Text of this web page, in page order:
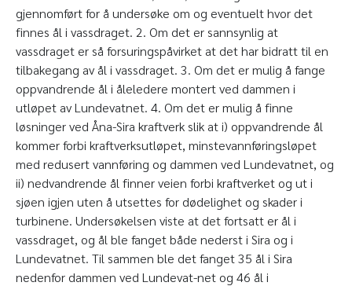
gjennomført for å undersøke om og eventuelt hvor det
finnes ål i vassdraget. 2. Om det er sannsynlig at
vassdraget er så forsuringspåvirket at det har bidratt til en
tilbakegang av ål i vassdraget. 3. Om det er mulig å fange
oppvandrende ål i åleledere montert ved dammen i
utløpet av Lundevatnet. 4. Om det er mulig å finne
løsninger ved Åna-Sira kraftverk slik at i) oppvandrende ål
kommer forbi kraftverksutløpet, minstevannføringsløpet
med redusert vannføring og dammen ved Lundevatnet, og
ii) nedvandrende ål finner veien forbi kraftverket og ut i
sjøen igjen uten å utsettes for dødelighet og skader i
turbinene. Undersøkelsen viste at det fortsatt er ål i
vassdraget, og ål ble fanget både nederst i Sira og i
Lundevatnet. Til sammen ble det fanget 35 ål i Sira
nedenfor dammen ved Lundevat-net og 46 ål i